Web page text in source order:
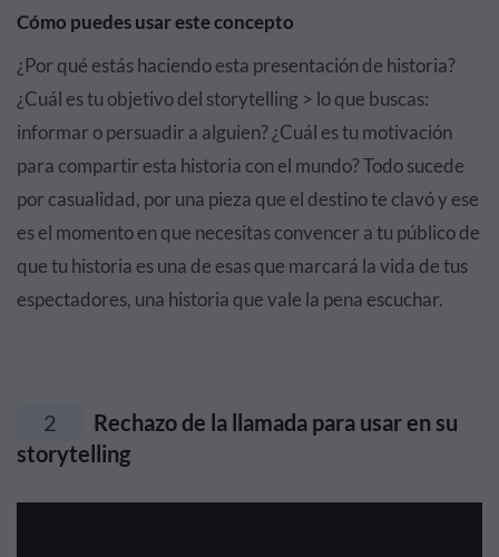
Cómo puedes usar este concepto
¿Por qué estás haciendo esta presentación de historia?
¿Cuál es tu objetivo del storytelling > lo que buscas:
informar o persuadir a alguien? ¿Cuál es tu motivación
para compartir esta historia con el mundo? Todo sucede
por casualidad, por una pieza que el destino te clavó y ese
es el momento en que necesitas convencer a tu público de
que tu historia es una de esas que marcará la vida de tus
espectadores, una historia que vale la pena escuchar.
2
Rechazo de la llamada para usar en su
storytelling